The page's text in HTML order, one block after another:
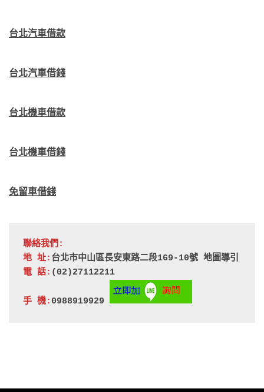
台北汽車借款
台北汽車借錢
台北機車借款
台北機車借錢
免留車借錢
聯絡我們:
地 址: 台北市中山區長安東路二段169-10號 地圖導引
電 話: (02)27112211
手 機: 0988919929